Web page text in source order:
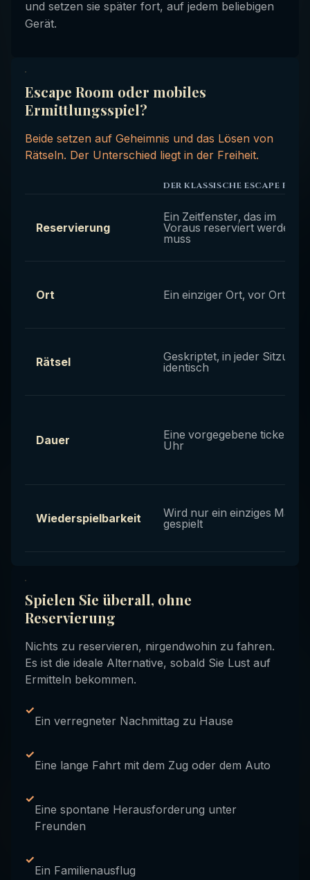
und setzen sie später fort, auf jedem beliebigen
Gerät.
Escape Room oder mobiles
Ermittlungsspiel?
Beide setzen auf Geheimnis und das Lösen von
Rätseln. Der Unterschied liegt in der Freiheit.
DER KLASSISCHE ESCAPE
Reservierung
Ein Zeitfenster, das im
Voraus reserviert werden
muss
Ort Ein einziger Ort, vor Ort
Rätsel
Geskriptet, in jeder Sitzung
identisch
Dauer
Eine vorgegebene tickende
Uhr
Wiederspielbarkeit
Wird nur ein einziges Mal
gespielt
Spielen Sie überall, ohne
Reservierung
Nichts zu reservieren, nirgendwohin zu fahren.
Es ist die ideale Alternative, sobald Sie Lust auf
Ermitteln bekommen.
✓
Ein verregneter Nachmittag zu Hause
✓
Eine lange Fahrt mit dem Zug oder dem Auto
✓
Eine spontane Herausforderung unter
Freunden
✓
Ein Familienausflug